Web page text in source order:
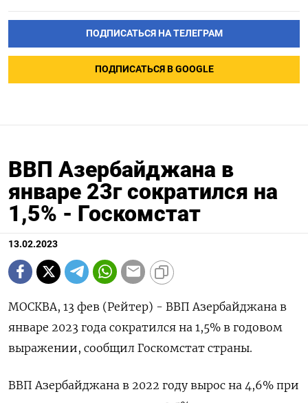
ПОДПИСАТЬСЯ НА ТЕЛЕГРАМ
ПОДПИСАТЬСЯ В GOOGLE
ВВП Азербайджана в
январе 23г сократился на
1,5% - Госкомстат
13.02.2023
МОСКВА, 13 фев (Рейтер) - ВВП Азербайджана в
январе 2023 года сократился на 1,5% в годовом
выражении, сообщил Госкомстат страны.
ВВП Азербайджана в 2022 году вырос на 4,6% при